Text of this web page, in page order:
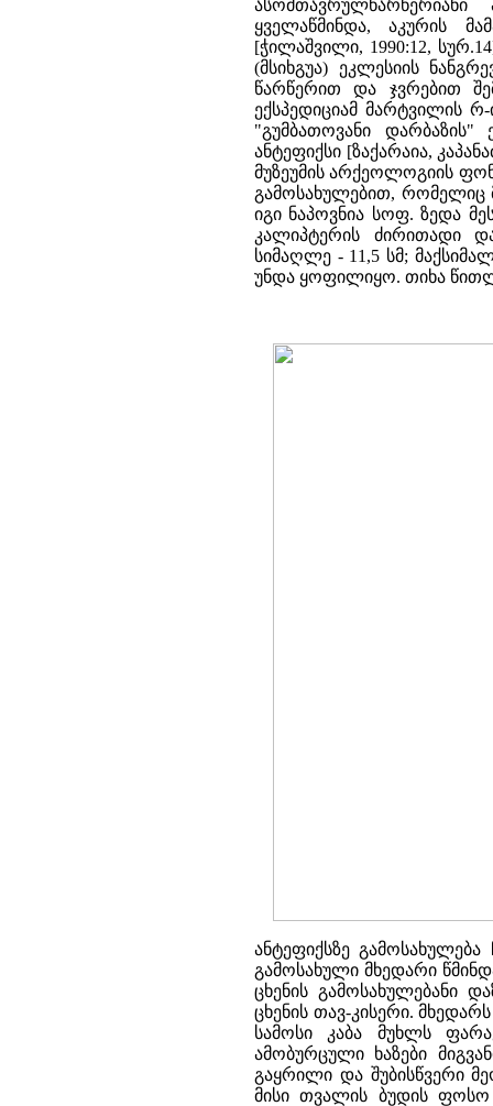
ასომთავრულწარწერიანი
ყველაწმინდა, აკურის
[ჭილაშვილი, 1990:12,
(მსიხგუა) ეკლესიის
წარწერით და ჯვრებით
ექსპედიციამ მარტვილის
"გუმბათოვანი
ანტეფიქსი [ზაქარაია,
მუზეუმის არქეოლოგიის
გამოსახულებით, რომელიც
იგი ნაპოვნია სოფ. ზედა
კალიპტერის ძირითადი
სიმაღლე - 11,5 სმ;
უნდა ყოფილიყო. თიხა
ანტეფიქსზე
გამოსახული მხედარი
ცხენის გამოსახულებანი
ცხენის თავ-კისერი.
სამოსი კაბა მუხლს
ამობურცული ხაზები
გაყრილი და შუბისწვერი
მისი თვალის ბუდის ფოსო